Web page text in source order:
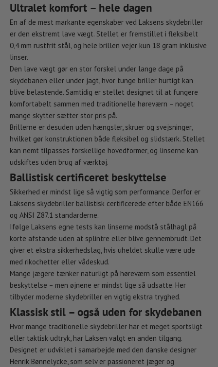
Ultralet komfort – hele dagen
En af de mest markante egenskaber ved Laksens skydebriller
er den ekstremt lave vægt. Stellet er fremstillet i fleksibelt
0,4 mm rustfrit stål, og hele brillen vejer kun 18 gram inklusive
linser.
Den lave vægt gør en stor forskel under lange dage på
skydebanen eller under jagt, hvor tunge briller hurtigt kan
blive belastende. Samtidig er stellet designet til at fungere
komfortabelt sammen med traditionelle høreværn – noget
mange skytter sætter stor pris på.
Brillerne er desuden uden hængsler, skruer og svejsninger,
hvilket gør konstruktionen både fleksibel og slidstærk. Stellet
kan nemt tilpasses forskellige hovedformer, og linserne kan
udskiftes uden brug af værktøj.
Ballistisk certificeret beskyttelse
Sikkerhed er mindst lige så vigtig som performance. Derfor er
Laksens skydebriller ballistisk certificerede efter både EN166
og ANSI Z87.1 standarderne.
Ifølge Laksens egne tests kan linserne modstå stålhagl på
korte afstande uden at splintre eller blive gennembrudt. Det
giver et ekstra sikkerhedslag, hvis uheldet skulle være ude
med rikochetter eller vådeskud.
Mange jægere tænker naturligt på høreværn som essentiel
beskyttelse – men øjnene er mindst lige så udsatte. Her
tilbyder moderne skydebriller en vigtig ekstra tryghed.
Klassisk stil – også uden for skydebanen
Hvor mange traditionelle skydebriller har et meget sportsligt
eller taktisk udtryk, har Laksen valgt en anden tilgang.
Designet er udviklet i samarbejde med den danske designer
Henrik Bønnelycke, som selv er passioneret jæger og